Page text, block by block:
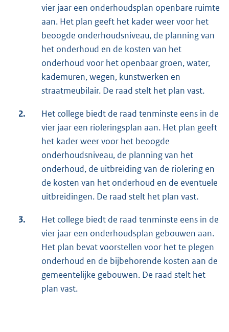
vier jaar een onderhoudsplan openbare ruimte
aan. Het plan geeft het kader weer voor het
beoogde onderhoudsniveau, de planning van
het onderhoud en de kosten van het
onderhoud voor het openbaar groen, water,
kademuren, wegen, kunstwerken en
straatmeubilair. De raad stelt het plan vast.
2.
Het college biedt de raad tenminste eens in de
vier jaar een rioleringsplan aan. Het plan geeft
het kader weer voor het beoogde
onderhoudsniveau, de planning van het
onderhoud, de uitbreiding van de riolering en
de kosten van het onderhoud en de eventuele
uitbreidingen. De raad stelt het plan vast.
3.
Het college biedt de raad tenminste eens in de
vier jaar een onderhoudsplan gebouwen aan.
Het plan bevat voorstellen voor het te plegen
onderhoud en de bijbehorende kosten aan de
gemeentelijke gebouwen. De raad stelt het
plan vast.